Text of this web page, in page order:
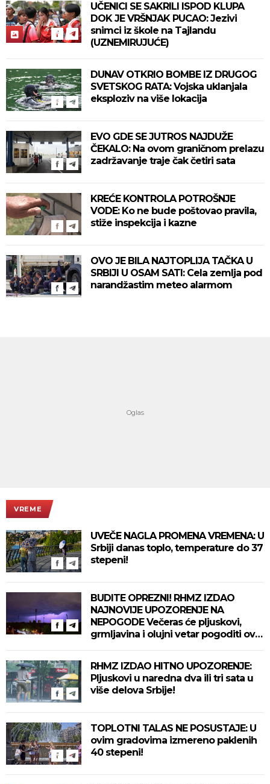
UČENICI SE SAKRILI ISPOD KLUPA
DOK JE VRŠNJAK PUCAO: Jezivi
snimci iz škole na Tajlandu
(UZNEMIRUJUĆE)
DUNAV OTKRIO BOMBE IZ DRUGOG
SVETSKOG RATA: Vojska uklanjala
eksploziv na više lokacija
EVO GDE SE JUTROS NAJDUŽE
ČEKALO: Na ovom graničnom prelazu
zadržavanje traje čak četiri sata
KREĆE KONTROLA POTROŠNJE
VODE: Ko ne bude poštovao pravila,
stiže inspekcija i kazne
OVO JE BILA NAJTOPLIJA TAČKA U
SRBIJI U OSAM SATI: Cela zemlja pod
narandžastim meteo alarmom
VREME
UVEČE NAGLA PROMENA VREMENA: U
Srbiji danas toplo, temperature do 37
stepeni!
BUDITE OPREZNI! RHMZ IZDAO
NAJNOVIJE UPOZORENJE NA
NEPOGODE Večeras će pljuskovi,
grmljavina i olujni vetar pogoditi ove
RHMZ IZDAO HITNO UPOZORENJE:
Pljuskovi u naredna dva ili tri sata u
više delova Srbije!
TOPLOTNI TALAS NE POSUSTAJE: U
ovim gradovima izmereno paklenih
40 stepeni!